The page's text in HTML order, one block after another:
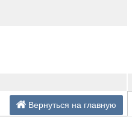
Вернуться на главную